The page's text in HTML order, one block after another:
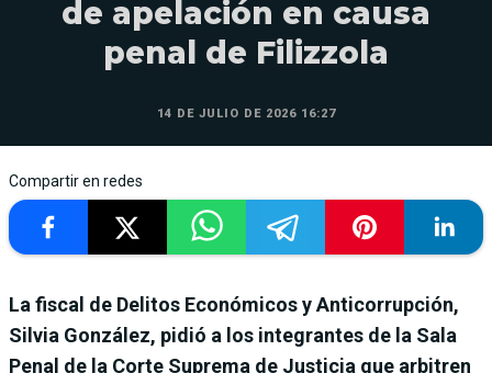
de apelación en causa
penal de Filizzola
14 DE JULIO DE 2026 16:27
Compartir en redes
La fiscal de Delitos Económicos y Anticorrupción,
Silvia González, pidió a los integrantes de la Sala
Penal de la Corte Suprema de Justicia que arbitren